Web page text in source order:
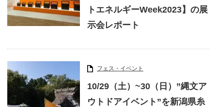
トエネルギーWeek2023】の展
示会レポート
フェス・イベント
10/29（土）~30（日）”縄文ア
ウトドアイベント”を新潟県糸